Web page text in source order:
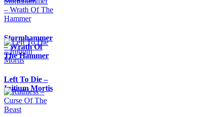
Stormhammer
– Wrath Of
The Hammer
Left To Die –
Initium Mortis